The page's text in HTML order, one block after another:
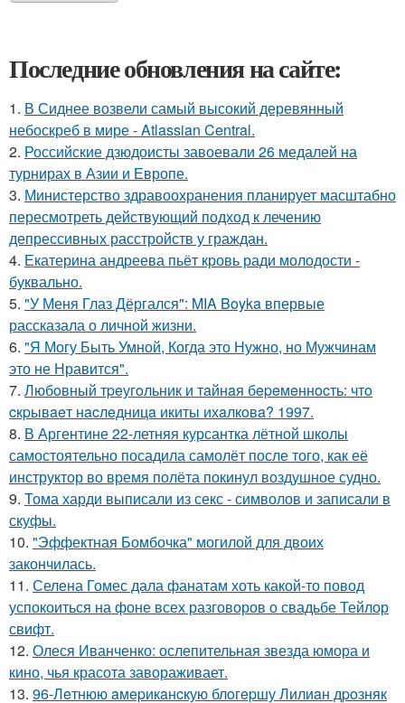
Последние обновления на сайте:
1. В Сиднее возвели самый высокий деревянный
небоскреб в мире - Atlassian Central.
2. Российские дзюдоисты завоевали 26 медалей на
турнирах в Азии и Европе.
3. Министерство здравоохранения планирует масштабно
пересмотреть действующий подход к лечению
депрессивных расстройств у граждан.
4. Екатерина андреева пьёт кровь ради молодости -
буквально.
5. "У Меня Глаз Дёргался": MIA Boyka впервые
рассказала о личной жизни.
6. "Я Могу Быть Умной, Когда это Нужно, но Мужчинам
это не Нравится".
7. Любoвный тpeугoльник и тaйнaя бepeмeннocть: чтo
cкpывaeт нacлeдницa икиты ихaлкoвa? 1997.
8. В Аргентине 22-летняя курсантка лётной школы
самостоятельно посадила самолёт после того, как её
инструктор во время полёта покинул воздушное судно.
9. Тома харди выписали из секс - символов и записали в
скуфы.
10. "Эффектная Бомбочка" могилой для двоих
закончилась.
11. Селена Гомес дала фанатам хоть какой-то повод
успокоиться на фоне всех разговоров о свадьбе Тейлор
свифт.
12. Олеся Иванченко: ослепительная звезда юмора и
кино, чья красота завораживает.
13. 96-Лeтнюю aмepикaнcкую блoгepшу Лилиaн дpoзняк